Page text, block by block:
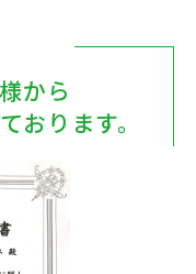
から
おります。